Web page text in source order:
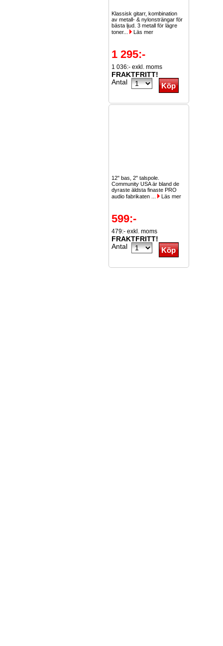
Klassisk gitarr, kombination
av metall- & nylonsträngar för
bästa ljud. 3 metall för lägre
toner...
Läs mer
1 295:-
1 036:- exkl. moms
FRAKTFRITT!
Antal
12" bas, 2" talspole.
Community USA är bland de
dyraste äldsta finaste PRO
audio fabrikaten ...
Läs mer
599:-
479:- exkl. moms
FRAKTFRITT!
Antal